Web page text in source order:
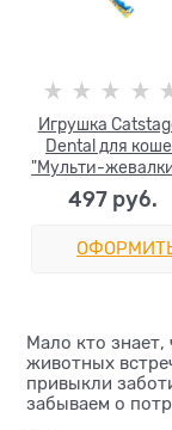
Игрушка
Dental для
"Мульти-
кошачьей мятой,
шт в комплекте
497 руб.
Мало кто
животных
привыкли
забываем о